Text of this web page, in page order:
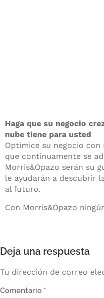
Haga que su negocio
nube tiene para usted
Optimice su negocio con
que continuamente se
Morris&Opazo serán su
le ayudarán a descubrir
al futuro.
Con Morris&Opazo
Deja una respuesta
Tu dirección de correo
Comentario *